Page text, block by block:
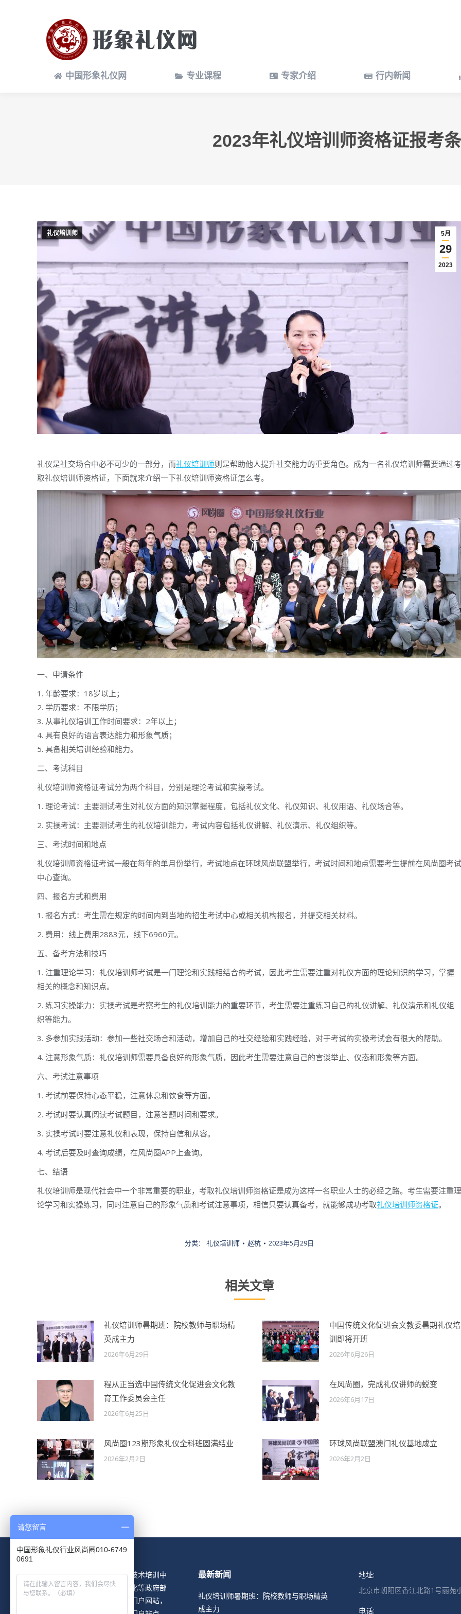
中国形象礼仪网 专业课程 专家介绍 行内新闻
2023年礼仪培训师资格证报考
5月
29
2023
礼仪培训师
礼仪是社交场合中必不可少的一部分，而礼仪培训师则是帮助他人提升社交能力的重要角色。成为一名礼仪培训师需要通过考
取礼仪培训师资格证，下面就来介绍一下礼仪培训师资格证怎么考。
一、申请条件
1. 年龄要求：18岁以上；
2. 学历要求：不限学历；
3. 从事礼仪培训工作时间要求：2年以上；
4. 具有良好的语言表达能力和形象气质；
5. 具备相关培训经验和能力。
二、考试科目
礼仪培训师资格证考试分为两个科目，分别是理论考试和实操考试。
1. 理论考试：主要测试考生对礼仪方面的知识掌握程度，包括礼仪文化、礼仪知识、礼仪用语、礼仪场合等。
2. 实操考试：主要测试考生的礼仪培训能力，考试内容包括礼仪讲解、礼仪演示、礼仪组织等。
三、考试时间和地点
礼仪培训师资格证考试一般在每年的单月份举行，考试地点在环球风尚联盟举行，考试时间和地点需要考生提前在风尚圈考试
中心查询。
四、报名方式和费用
1. 报名方式：考生需在规定的时间内到当地的招生考试中心或相关机构报名，并提交相关材料。
2. 费用：线上费用2883元，线下6960元。
五、备考方法和技巧
1. 注重理论学习：礼仪培训师考试是一门理论和实践相结合的考试，因此考生需要注重对礼仪方面的理论知识的学习，掌握
相关的概念和知识点。
2. 练习实操能力：实操考试是考察考生的礼仪培训能力的重要环节，考生需要注重练习自己的礼仪讲解、礼仪演示和礼仪组
织等能力。
3. 多参加实践活动：参加一些社交场合和活动，增加自己的社交经验和实践经验，对于考试的实操考试会有很大的帮助。
4. 注意形象气质：礼仪培训师需要具备良好的形象气质，因此考生需要注意自己的言谈举止、仪态和形象等方面。
六、考试注意事项
1. 考试前要保持心态平稳，注意休息和饮食等方面。
2. 考试时要认真阅读考试题目，注意答题时间和要求。
3. 实操考试时要注意礼仪和表现，保持自信和从容。
4. 考试后要及时查询成绩，在风尚圈APP上查询。
七、结语
礼仪培训师是现代社会中一个非常重要的职业，考取礼仪培训师资格证是成为这样一名职业人士的必经之路。考生需要注重理
论学习和实操练习，同时注意自己的形象气质和考试注意事项，相信只要认真备考，就能够成功考取礼仪培训师资格证。
分类： 礼仪培训师 赵杭 2023年5月29日
相关文章
礼仪培训师暑期班：院校教师与职场精
英成主力
2026年6月29日
中国传统文化促进会文教委暑期礼仪培
训即将开班
2026年6月26日
程从正当选中国传统文化促进会文化教
育工作委员会主任
2026年6月25日
在风尚圈，完成礼仪讲师的蜕变
2026年6月17日
风尚圈123期形象礼仪全科班圆满结业
2026年2月2日
环球风尚联盟澳门礼仪基地成立
2026年2月2日
形象礼仪网隶属于北京中形协技术培训中
心，是经国家人事、劳动、文化等政府部
门支持下创立的形象礼仪行业门户网站，
最新新闻
礼仪培训师暑期班：院校教师与职场精英
成主力
地址:
北京市朝阳区香江北路1号丽苑
电话:
中国形象礼仪网
请您留言
中国形象礼仪行业风尚圈010-6749
0691